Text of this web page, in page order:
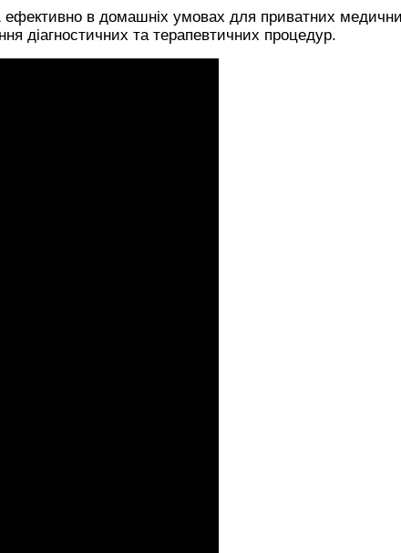
ефективно в домашніх умовах для приватних
діагностичних та терапевтичних процедур.